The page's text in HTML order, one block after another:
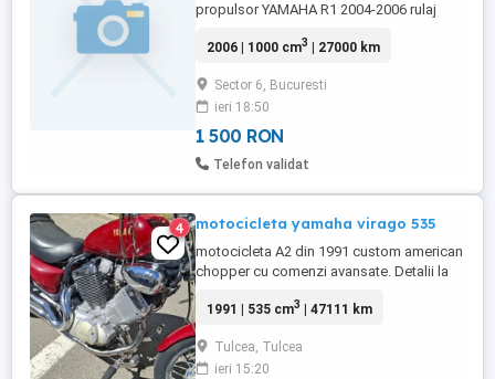
propulsor YAMAHA R1 2004-2006 rulaj
piese+componente carenaj, cadru
2006 | 1000 cm3 | 27000 km
Sector 6, Bucuresti
ieri 18:50
1 500 RON
Telefon validat
4 motocicleta yamaha virago 535
motocicleta A2 din 1991 custom american
chopper cu comenzi avansate. Detalii la
1991 | 535 cm3 | 47111 km
Tulcea, Tulcea
ieri 15:20